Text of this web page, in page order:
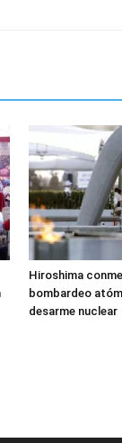
Hiroshima
bombardeo
desarme nuclear